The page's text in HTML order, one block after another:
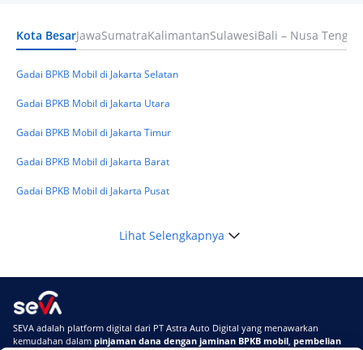
Keuangan
Masuk BI Checking? Simak Peraturan
Kota BesarJawaSumatraKalimantanSulawesiBali – Nusa
Gadai BPKB Mobil di Jakarta Selatan
Gadai BPKB Mobil di Jakarta Utara
Gadai BPKB Mobil di Jakarta Timur
Gadai BPKB Mobil di Jakarta Barat
Gadai BPKB Mobil di Jakarta Pusat
Lihat Selengkapnya
SEVA adalah platform digital dari PT Astra Auto Digital yang menawarkan
kemudahan dalam pinjaman dana dengan jaminan BPKB mobil pembelian